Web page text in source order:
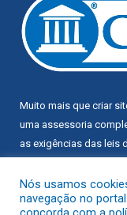
Muito mais que criar
uma assessoria
as exigências das leis
Conheça oPNTPe o
Nós usamos
navegação no